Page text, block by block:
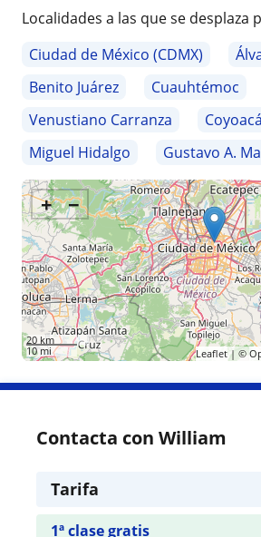
Localidades a las que se desplaza
Ciudad de México (CDMX)
Benito Juárez
Cuauhtémoc
Venustiano Carranza
Miguel Hidalgo
Gustavo A.
+ −
20 km
10 mi
Leaflet| ©
Contacta con William
Tarifa
1ª clase gratis